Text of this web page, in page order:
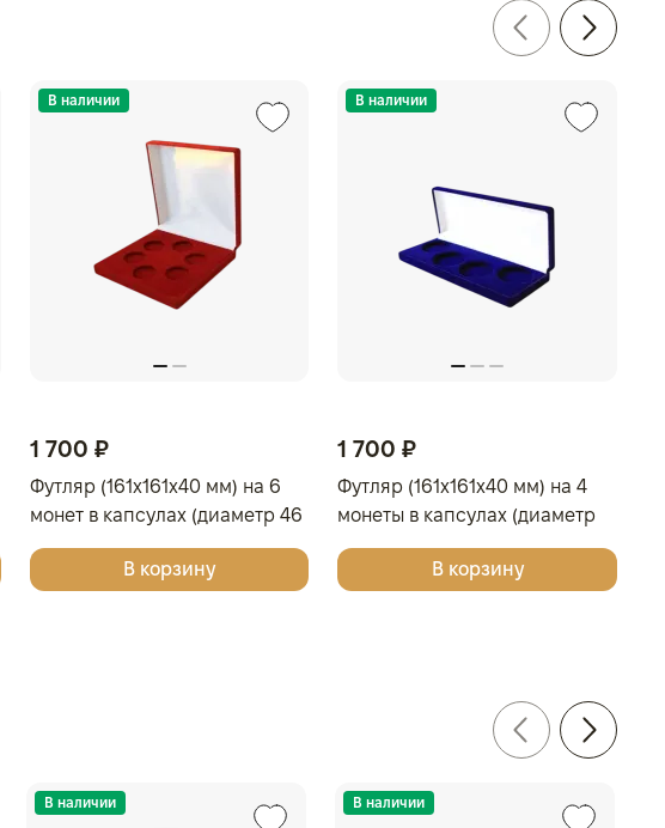
В наличии
1 700 ₽
Футляр (161x161x40 мм) на 6
монет в капсулах (диаметр 46
мм), тёмно-синий
В корзину
В наличии
1 700 ₽
Футляр (161x161x40 мм) на 4
монеты в капсулах (диаметр
46 мм), светло-бордовый
В корзину
В наличии В наличии